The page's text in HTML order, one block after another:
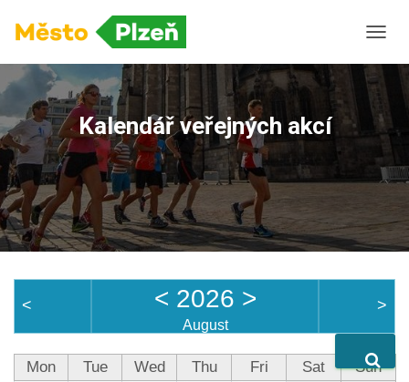
Ř
E
P
N
O
T
N
I
G
I
Kalendář veřejných akcí
< < 2026 >
August
>
Mon Tue Wed Thu Fri Sat Sun